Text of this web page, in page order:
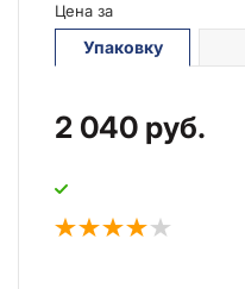
Цена за
Упаковку
2 040 руб.